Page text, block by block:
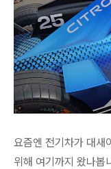
요즘엔 전기차가 대새
위해 여기까지 왔나봅